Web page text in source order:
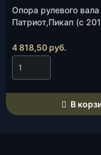
Опора рулевого
Патриот,Пикап (с
00-3401440), к-т.
4 818,50 руб.
В